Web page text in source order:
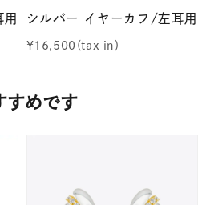
シルバー イヤーカフ/左耳用
¥16,500
すめです